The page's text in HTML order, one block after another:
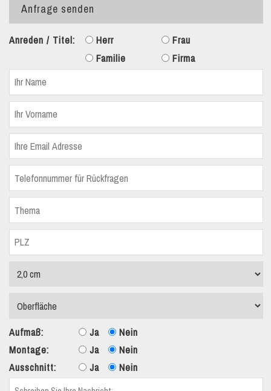
Anfrage senden
Anreden / Titel: Herr
Frau
Familie
Firma
Aufmaß: Ja
Nein
Montage:
Ja
Nein
Ausschnitt:
Ja Nein